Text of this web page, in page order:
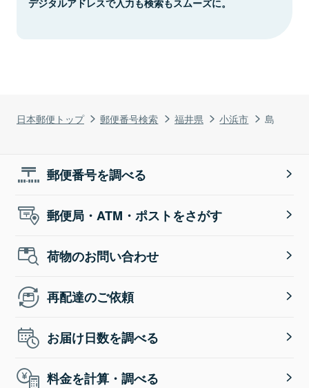
日本郵便トップ 郵便番号検索 福井県 小浜市 島
郵便番号を調べる
郵便局・ATM・ポストをさがす
荷物のお問い合わせ
再配達のご依頼
お届け日数を調べる
料金を計算・調べる